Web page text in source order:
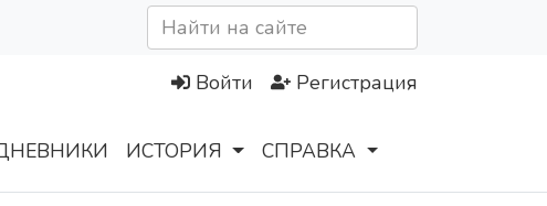
Войти Регистрация
ИСТОРИЯ СПРАВКА